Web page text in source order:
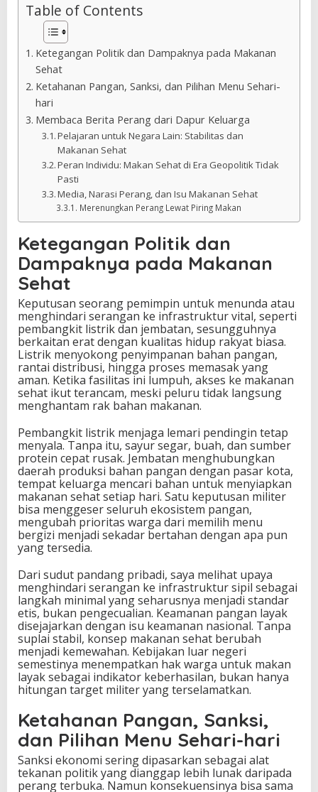
Table of Contents
Ketegangan Politik dan Dampaknya pada Makanan
Sehat
Ketahanan Pangan, Sanksi, dan Pilihan Menu Sehari-
hari
Membaca Berita Perang dari Dapur Keluarga
Pelajaran untuk Negara Lain: Stabilitas dan
Makanan Sehat
Peran Individu: Makan Sehat di Era Geopolitik Tidak
Pasti
Media, Narasi Perang, dan Isu Makanan Sehat
Merenungkan Perang Lewat Piring Makan
Ketegangan Politik dan
Dampaknya pada Makanan
Sehat
Keputusan seorang pemimpin untuk menunda atau
menghindari serangan ke infrastruktur vital, seperti
pembangkit listrik dan jembatan, sesungguhnya
berkaitan erat dengan kualitas hidup rakyat biasa.
Listrik menyokong penyimpanan bahan pangan,
rantai distribusi, hingga proses memasak yang
aman. Ketika fasilitas ini lumpuh, akses ke makanan
sehat ikut terancam, meski peluru tidak langsung
menghantam rak bahan makanan.
Pembangkit listrik menjaga lemari pendingin tetap
menyala. Tanpa itu, sayur segar, buah, dan sumber
protein cepat rusak. Jembatan menghubungkan
daerah produksi bahan pangan dengan pasar kota,
tempat keluarga mencari bahan untuk menyiapkan
makanan sehat setiap hari. Satu keputusan militer
bisa menggeser seluruh ekosistem pangan,
mengubah prioritas warga dari memilih menu
bergizi menjadi sekadar bertahan dengan apa pun
yang tersedia.
Dari sudut pandang pribadi, saya melihat upaya
menghindari serangan ke infrastruktur sipil sebagai
langkah minimal yang seharusnya menjadi standar
etis, bukan pengecualian. Keamanan pangan layak
disejajarkan dengan isu keamanan nasional. Tanpa
suplai stabil, konsep makanan sehat berubah
menjadi kemewahan. Kebijakan luar negeri
semestinya menempatkan hak warga untuk makan
layak sebagai indikator keberhasilan, bukan hanya
hitungan target militer yang terselamatkan.
Ketahanan Pangan, Sanksi,
dan Pilihan Menu Sehari-hari
Sanksi ekonomi sering dipasarkan sebagai alat
tekanan politik yang dianggap lebih lunak daripada
perang terbuka. Namun konsekuensinya bisa sama